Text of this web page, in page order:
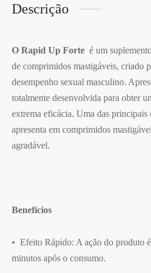
Descrição
O Rapid Up Forte é um
de comprimidos mastigáveis, criado
desempenho sexual masculino.
totalmente desenvolvida para obter
extrema eficácia. Uma das principais
apresenta em comprimidos
agradável.
Benefícios
• Efeito Rápido: A ação do produto
minutos após o consumo.